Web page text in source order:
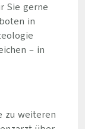
Sie gerne
in
– in
zu weiteren